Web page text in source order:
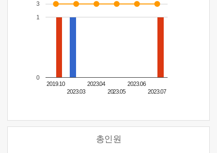
2019.10
2023.03
2023.04
2023.05
2023.06
2023.07
0
1
3
총인원